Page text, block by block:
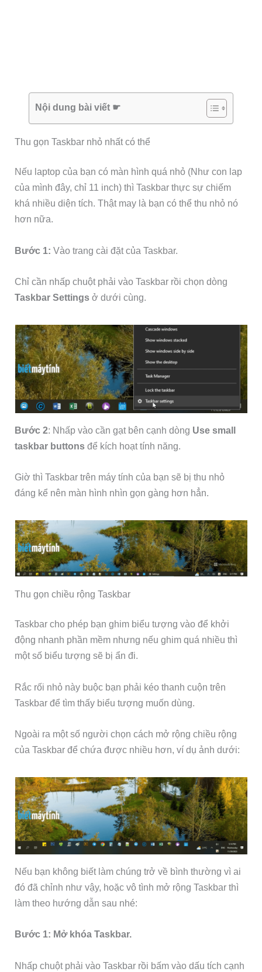
Nội dung bài viết ☛
Thu gọn Taskbar nhỏ nhất có thể
Nếu laptop của bạn có màn hình quá nhỏ (Như con lap
của mình đây, chỉ 11 inch) thì Taskbar thực sự chiếm
khá nhiều diện tích. Thật may là bạn có thể thu nhỏ nó
hơn nữa.
Bước 1:Vào trang cài đặt của Taskbar.
Chỉ cần nhấp chuột phải vào Taskbar rồi chọn dòng
Taskbar Settings ở dưới cùng.
Bước 2: Nhấp vào cần gạt bên cạnh dòng Use small
taskbar buttons để kích hoạt tính năng.
Giờ thì Taskbar trên máy tính của bạn sẽ bị thu nhỏ
đáng kể nên màn hình nhìn gọn gàng hơn hẳn.
Thu gọn chiều rộng Taskbar
Taskbar cho phép bạn ghim biểu tượng vào để khởi
động nhanh phần mềm nhưng nếu ghim quá nhiều thì
một số biểu tượng sẽ bị ẩn đi.
Rắc rối nhỏ này buộc bạn phải kéo thanh cuộn trên
Taskbar để tìm thấy biểu tượng muốn dùng.
Ngoài ra một số người chọn cách mở rộng chiều rộng
của Taskbar để chứa được nhiều hơn, ví dụ ảnh dưới:
Nếu bạn không biết làm chúng trở về bình thường vì ai
đó đã chỉnh như vậy, hoặc vô tình mở rộng Taskbar thì
làm theo hướng dẫn sau nhé:
Bước 1: Mở khóa Taskbar.
Nhấp chuột phải vào Taskbar rồi bấm vào dấu tích cạnh